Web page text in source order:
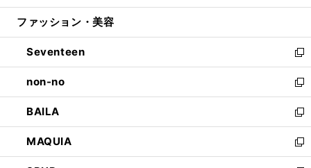
開
ウ
開
く
ン
ウ
で
開
く
ウ
ン
ド
ウ
で
開
く
ファッション・美容
Seventeen
新
し
い
ウ
ィ
ン
ド
ウ
non-no
新
し
い
ウ
ィ
ン
BAILA
新
し
い
ウ
MAQUIA
新
し